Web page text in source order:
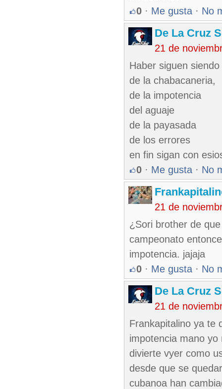
0 · Me gusta · No
De La Cruz
21 de
Haber siguen
de la chabacaneria,
de la impotencia
del aguaje
de la payasada
de los errores
en fin sigan con
0 · Me gusta · No
21 de
¿Sori brother de
campeonato
impotencia. jajaja
0 · Me gusta · No
De La Cruz
21 de
Frankapitalino ya te
impotencia mano
divierte vyer como
desde que se
cubanoa han